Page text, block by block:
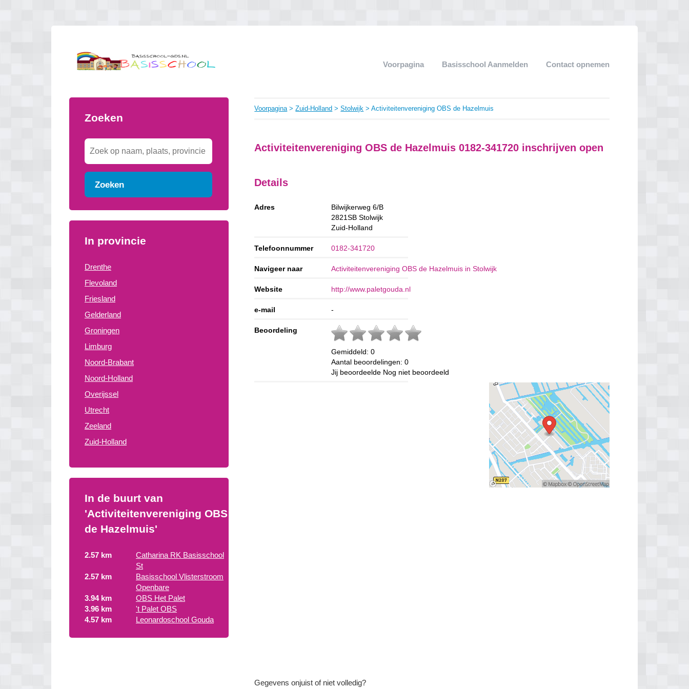
Voorpagina Basisschool Aanmelden Contact opnemen
Zoeken
Zoeken
In provincie
Drenthe
Flevoland
Friesland
Gelderland
Groningen
Limburg
Noord-Brabant
Noord-Holland
Overijssel
Utrecht
Zeeland
Zuid-Holland
In de buurt van
'Activiteitenvereniging OBS
de Hazelmuis'
2.57 km
Catharina RK Basisschool
St
2.57 km
Basisschool Vlisterstroom
Openbare
3.94 km
OBS Het Palet
3.96 km
't Palet OBS
4.57 km
Leonardoschool Gouda
Voorpagina>Zuid-Holland >Stolwijk > Activiteitenvereniging OBS de Hazelmuis
Activiteitenvereniging OBS de Hazelmuis 0182-341720 inschrijven open
Details
Adres
Bilwijkerweg 6/B
2821SB Stolwijk
Zuid-Holland
Telefoonnummer 0182-341720
Navigeer naar Activiteitenvereniging OBS de Hazelmuis in Stolwijk
Website http://www.paletgouda.nl
e-mail -
Beoordeling
Gemiddeld:0
Aantal beoordelingen:0
Jij beoordeelde Nog niet beoordeeld
Gegevens onjuist of niet volledig?